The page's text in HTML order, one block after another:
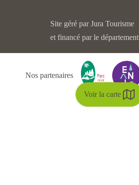
Voir la carte
Site géré par Jura Tourisme
et financé par le département
Nos partenaires